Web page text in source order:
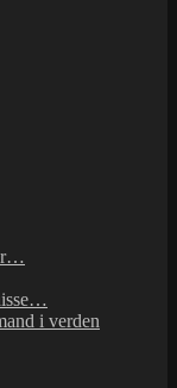
i verden